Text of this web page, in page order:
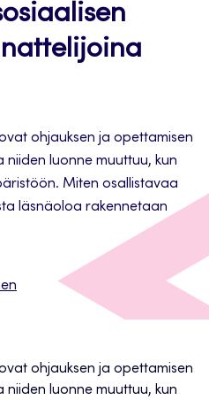
ohjauksen ja opettamisen
niiden luonne muuttuu, kun
Miten osallistavaa
läsnäoloa rakennetaan
ohjauksen ja opettamisen
niiden luonne muuttuu, kun